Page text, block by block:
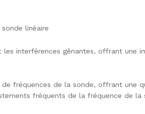
linéaire
interférences gênantes, offrant une
fréquences de la sonde, offrant une
fréquents de la fréquence de la